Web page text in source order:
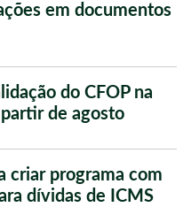
em documentos
do CFOP na
de agosto
criar programa com
dívidas de ICMS